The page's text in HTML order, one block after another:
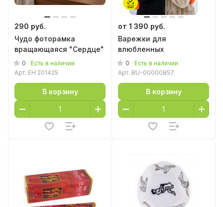
290 руб.
Чудо фоторамка
вращающаяся "Сердце"
0
Есть в наличии
Арт. EH 201425
В корзину
от 1 390 руб.
Варежки для
влюбленных
0
Есть в наличии
Арт. BU-00000857
В корзину